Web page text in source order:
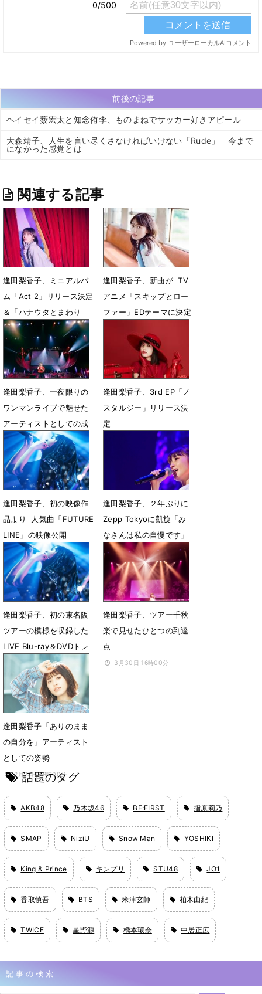
前後の記事
ヘイセイ薮宏太と知念侑李、ものまねでサッカー好きアピール
大森靖子、人生を言い尽くさなければいけない「Rude」 今まで
になかった感覚とは
関連する記事
逢田梨香子、ミニアルバ
ム「Act 2」リリース決定
＆「ハナウタとまわり
道」MV公開
6月3日 23時30分
逢田梨香子、新曲が TV
アニメ「スキップとロー
ファー」EDテーマに決定
逢田梨香子、一夜限りの
ワンマンライブで魅せた
アーティストとしての成
長
5月2日 18時00分
逢田梨香子、3rd EP「ノ
スタルジー」リリース決
定
5月1日 19時01分
逢田梨香子、初の映像作
品より 人気曲「FUTURE
LINE」の映像公開
8月12日 20時00分
逢田梨香子、２年ぶりに
Zepp Tokyoに凱旋「み
なさんは私の自慢です」
8月10日 18時00分
逢田梨香子、初の東名阪
ツアーの模様を収録した
LIVE Blu-ray＆DVDトレ
ーラー映像公開
7月30日 18時00分
逢田梨香子、ツアー千秋
楽で見せたひとつの到達
点
3月30日 16時00分
逢田梨香子「ありのまま
の自分を」アーティスト
としての姿勢
2月27日 18時00分
話題のタグ
AKB48 乃木坂46 BE:FIRST 指原莉乃
SMAP NiziU Snow Man YOSHIKI
King & Prince キンプリ STU48 JO1
香取慎吾 BTS 米津玄師 柏木由紀
TWICE 星野源 橋本環奈 中居正広
記事の検索